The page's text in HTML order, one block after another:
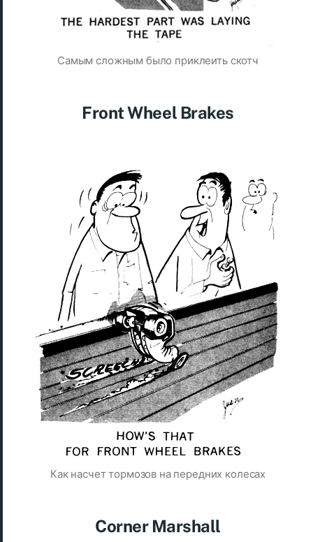
Самым сложным было приклеить скотч
Front Wheel Brakes
Как насчет тормозов на передних колесах
Corner Marshall